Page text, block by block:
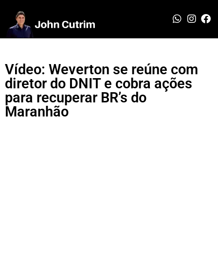
Vídeo: Weverton se reúne com
diretor do DNIT e cobra ações
para recuperar BR’s do
Maranhão